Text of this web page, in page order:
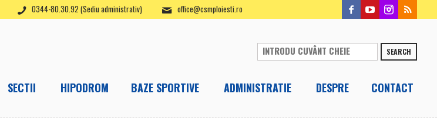
0344-80.30.92 (Sediu administrativ) office@csmploiesti.ro
SEARCH
SECTII HIPODROM BAZE SPORTIVE ADMINISTRATIE DESPRE CONTACT